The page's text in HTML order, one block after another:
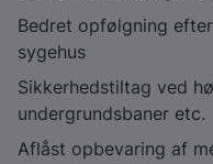
Bedret opfølgning
sygehus
Sikkerhedstiltag ved
undergrundsbaner etc.
Aflåst opbevaring af